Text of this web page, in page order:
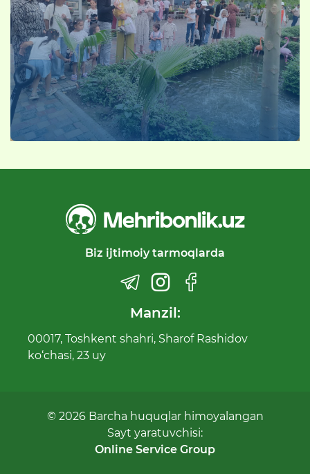
Biz ijtimoiy tarmoqlarda
Manzil:
00017, Toshkent shahri, Sharof Rashidov
ko‘chasi, 23 uy
© 2026 Barcha huquqlar himoyalangan
Sayt yaratuvchisi:
Online Service Group